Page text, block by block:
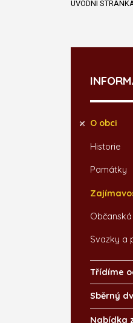
ÚVODNÍ
O obci
Historie
Památky
Svazky a
Třídíme
Sběrný
Nabídka